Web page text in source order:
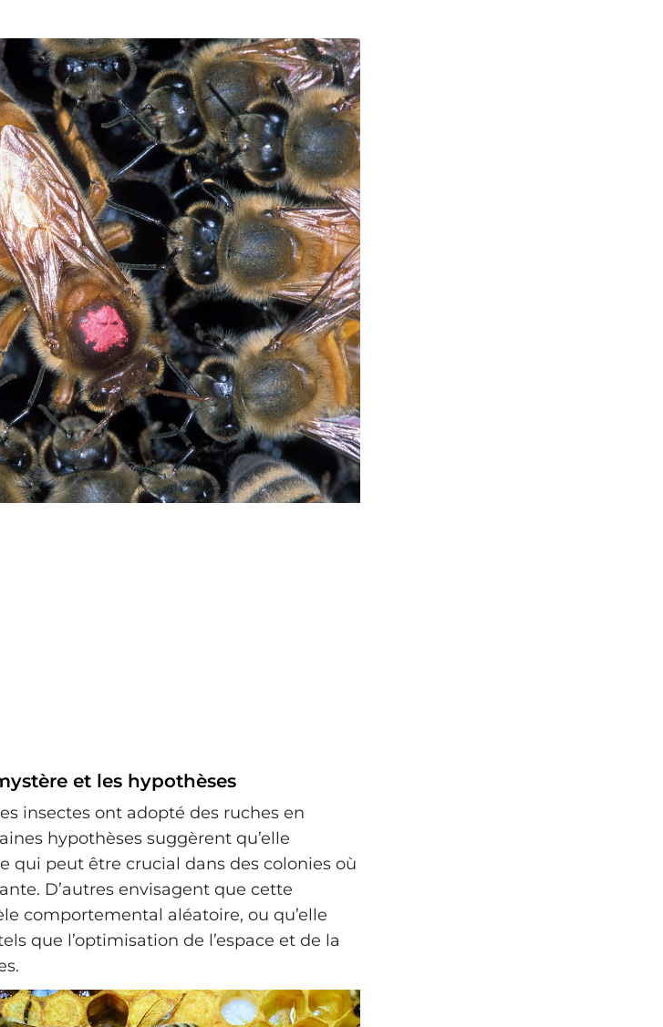
et les hypothèses
insectes ont adopté des ruches en
hypothèses suggèrent qu’elle
qui peut être crucial dans des colonies où
D’autres envisagent que cette
comportemental aléatoire, ou qu’elle
que l’optimisation de l’espace et de la